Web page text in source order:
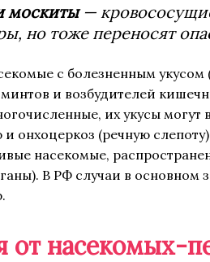
москиты—
но тоже переносят
с болезненным укусом
и возбудителей
их укусы могут
онхоцеркоз (речную
насекомые,
В РФ случаи в основном
от насекомых-